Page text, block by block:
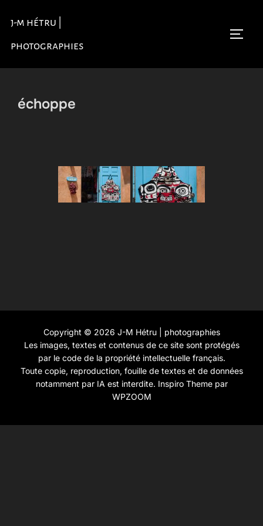
contenu
j-m hétru |
photographies
échoppe
Copyright © 2026 J-M Hétru | photographies
Les images, textes et contenus de ce site sont protégés
par le code de la propriété intellectuelle français.
Toute copie, reproduction, fouille de textes et de données
notamment par IA est interdite. Inspiro Themepar
WPZOOM